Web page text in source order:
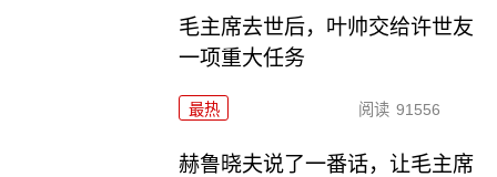
毛主席去世后，叶帅交给许世友
一项重大任务
最热 阅读 91556
赫鲁晓夫说了一番话，让毛主席